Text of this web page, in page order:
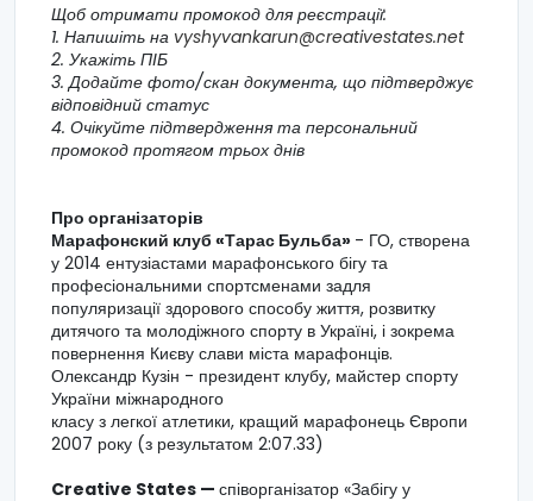
Щоб отримати промокод для реєстрації:
1. Напишіть на vyshyvankarun@creativestates.net
2. Укажіть ПІБ
3. Додайте фото/скан документа, що підтверджує
відповідний статус
4. Очікуйте підтвердження та персональний
промокод протягом трьох днів
Про організаторів
Марафонский клуб «Тарас Бульба» - ГО, створена
у 2014 ентузіастами марафонського бігу та
професіональними спортсменами задля
популяризації здорового способу життя, розвитку
дитячого та молодіжного спорту в Україні, і зокрема
повернення Києву слави міста марафонців.
Олександр Кузін - президент клубу, майстер спорту
України міжнародного
класу з легкої атлетики, кращий марафонець Європи
2007 року (з результатом 2:07.33)
Creative States — співорганізатор «Забігу у